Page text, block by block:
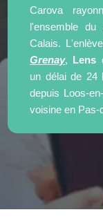
Carova
l'ensemble du
Calais.
Grenay, Lens
un délai de 24
depuis Loos-
voisine en Pas-